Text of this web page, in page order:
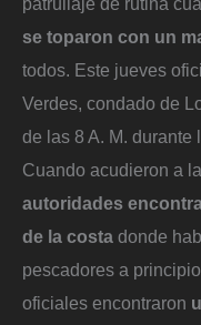
se toparon con un
todos. Este jueves
Verdes, condado de
de las 8 A. M. durante
Cuando acudieron a
autoridades
de la costa donde
pescadores a
oficiales encontraron